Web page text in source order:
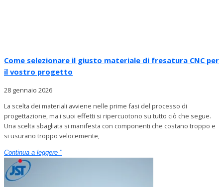
Come selezionare il giusto materiale di fresatura CNC per
il vostro progetto
28 gennaio 2026
La scelta dei materiali avviene nelle prime fasi del processo di
progettazione, ma i suoi effetti si ripercuotono su tutto ciò che segue.
Una scelta sbagliata si manifesta con componenti che costano troppo e
si usurano troppo velocemente,
Continua a leggere "